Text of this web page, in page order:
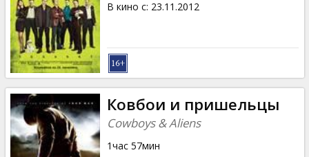
В кино с: 23.11.2012
Ковбои и пришельцы
Cowboys & Aliens
1час 57мин